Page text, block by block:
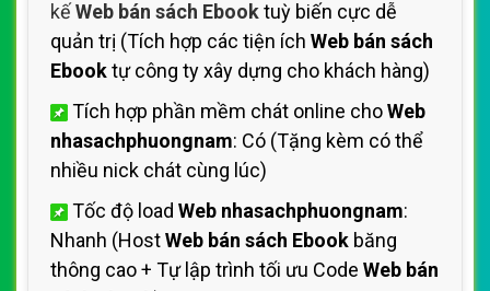
kếWeb bán sách Ebooktuỳ biến cực dễ
quản trị (Tích hợp các tiện ích Web bán sách
Ebooktự công ty xây dựng cho khách hàng)
Tích hợp phần mềm chát online choWeb
nhasachphuongnam: Có (Tặng kèm có thể
nhiều nick chát cùng lúc)
Tốc độ load Web nhasachphuongnam:
Nhanh (HostWeb bán sách Ebook băng
thông cao + Tự lập trình tối ưu Code Web bán